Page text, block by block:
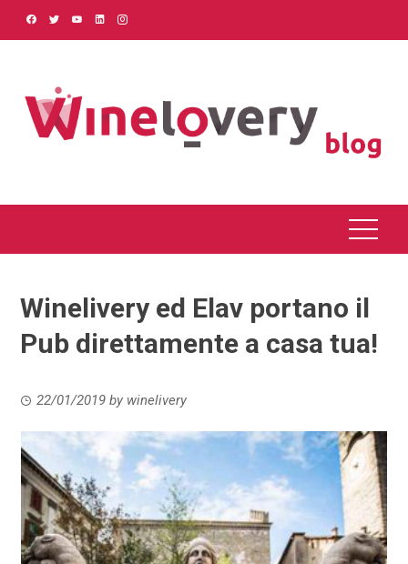
Winelivery ed Elav portano il
Pub direttamente a casa tua!
22/01/2019 by winelivery